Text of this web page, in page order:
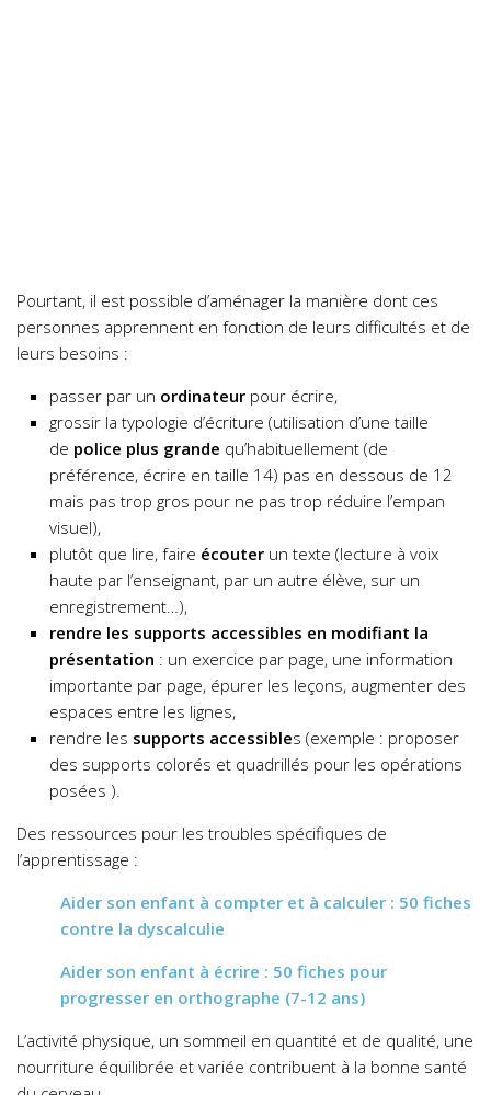
Pourtant, il est possible d’aménager la manière dont ces
personnes apprennent en fonction de leurs difficultés et de
leurs besoins :
passer par un ordinateur pour écrire,
grossir la typologie d’écriture (utilisation d’une taille
de police plus grande qu’habituellement (de
préférence, écrire en taille 14) pas en dessous de 12
mais pas trop gros pour ne pas trop réduire l’empan
visuel),
plutôt que lire, faire écouter un texte (lecture à voix
haute par l’enseignant, par un autre élève, sur un
enregistrement…),
rendre les supports accessibles en modifiant la
présentation : un exercice par page, une information
importante par page, épurer les leçons, augmenter des
espaces entre les lignes,
rendre les supports accessibles (exemple : proposer
des supports colorés et quadrillés pour les opérations
posées ).
Des ressources pour les troubles spécifiques de
l’apprentissage :
Aider son enfant à compter et à calculer : 50 fiches
contre la dyscalculie
Aider son enfant à écrire : 50 fiches pour
progresser en orthographe (7-12 ans)
L’activité physique, un sommeil en quantité et de qualité, une
nourriture équilibrée et variée contribuent à la bonne santé